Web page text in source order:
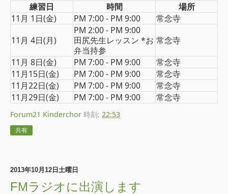
練習日
時間
場所
11月 1日(金)
PM 7:00 - PM 9:00
常念寺
11月 4日(月)
PM 2:00 - PM 9:00
田尻先生レッスン *お
弁当持参
常念寺
11月 8日(金)
PM 7:00 - PM 9:00
常念寺
11月15日(金)
PM 7:00 - PM 9:00
常念寺
11月22日(金)
PM 7:00 - PM 9:00
常念寺
11月29日(金)
PM 7:00 - PM 9:00 常念寺
Forum21 Kinderchor 時刻: 22:53
共有
2013年10月12日土曜日
FMラジオに出演します